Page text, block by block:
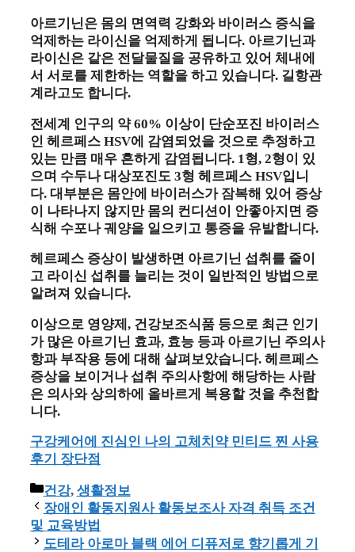
아르기닌은 몸의 면역력 강화와 바이러스 증식을
억제하는 라이신을 억제하게 됩니다. 아르기닌과
라이신은 같은 전달물질을 공유하고 있어 체내에
서 서로를 제한하는 역할을 하고 있습니다. 길항관
계라고도 합니다.
전세계 인구의 약 60% 이상이 단순포진 바이러스
인 헤르페스 HSV에 감염되었을 것으로 추정하고
있는 만큼 매우 흔하게 감염됩니다. 1형, 2형이 있
으며 수두나 대상포진도 3형 헤르페스 HSV입니
다. 대부분은 몸안에 바이러스가 잠복해 있어 증상
이 나타나지 않지만 몸의 컨디션이 안좋아지면 증
식해 수포나 궤양을 일으키고 통증을 유발합니다.
헤르페스 증상이 발생하면 아르기닌 섭취를 줄이
고 라이신 섭취를 늘리는 것이 일반적인 방법으로
알려져 있습니다.
이상으로 영양제, 건강보조식품 등으로 최근 인기
가 많은 아르기닌 효과, 효능 등과 아르기닌 주의사
항과 부작용 등에 대해 살펴보았습니다. 헤르페스
증상을 보이거나 섭취 주의사항에 해당하는 사람
은 의사와 상의하에 올바르게 복용할 것을 추천합
니다.
구강케어에 진심인 나의 고체치약 민티드 찐 사용
후기 장단점
카
테
고
리
건강, 생활정보
장애인 활동지원사 활동보조사 자격 취득 조건
및 교육방법
도테라 아로마 블랙 에어 디퓨저로 향기롭게 기